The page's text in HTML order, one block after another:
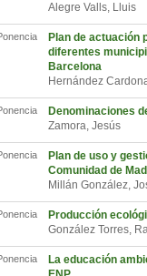
Alegre Valls, Lluis
Plan de actuación
diferentes
Barcelona
Hernández
Denominaciones
Zamora, Jesús
Plan de uso y
Comunidad de
Millán González,
Producción
González Torres,
La educación